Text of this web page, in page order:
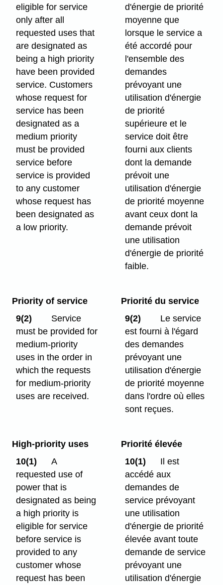
eligible for service
only after all
requested uses that
are designated as
being a high priority
have been provided
service. Customers
whose request for
service has been
designated as a
medium priority
must be provided
service before
service is provided
to any customer
whose request has
been designated as
a low priority.
d'énergie de priorité
moyenne que
lorsque le service a
été accordé pour
l'ensemble des
demandes
prévoyant une
utilisation d'énergie
de priorité
supérieure et le
service doit être
fourni aux clients
dont la demande
prévoit une
utilisation d'énergie
de priorité moyenne
avant ceux dont la
demande prévoit
une utilisation
d'énergie de priorité
faible.
Priority of service
9(2)
Service
must be provided for
medium-priority
uses in the order in
which the requests
for medium-priority
uses are received.
Priorité du service
9(2)
Le service
est fourni à l'égard
des demandes
prévoyant une
utilisation d'énergie
de priorité moyenne
dans l'ordre où elles
sont reçues.
High-priority uses
10(1)
A
requested use of
power that is
designated as being
a high priority is
eligible for service
before service is
provided to any
customer whose
request has been
Priorité élevée
10(1)
Il est
accédé aux
demandes de
service prévoyant
une utilisation
d'énergie de priorité
élevée avant toute
demande de service
prévoyant une
utilisation d'énergie